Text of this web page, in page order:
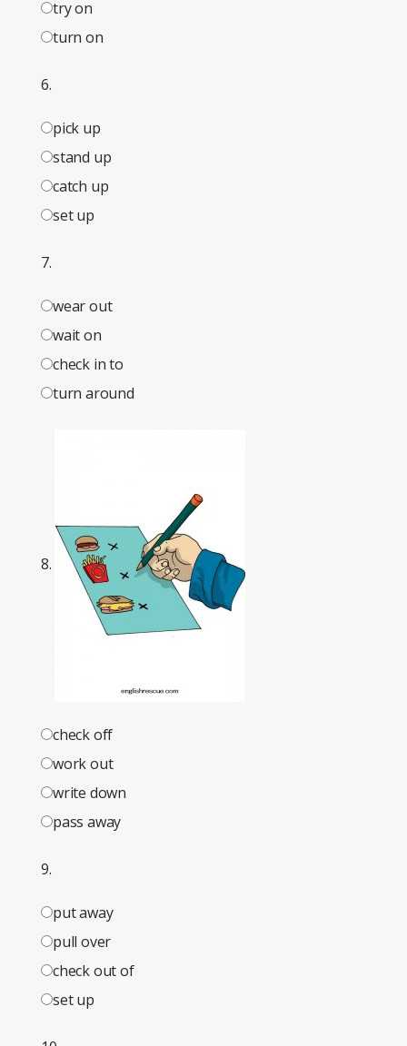
try on
turn on
6.
pick up
stand up
catch up
set up
7.
wear out
wait on
check in to
turn around
8.
check off
work out
write down
pass away
9.
put away
pull over
check out of
set up